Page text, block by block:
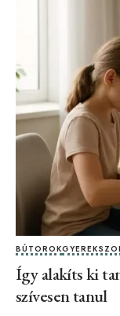
BÚTOROK
Így alakíts ki
szívesen tanul